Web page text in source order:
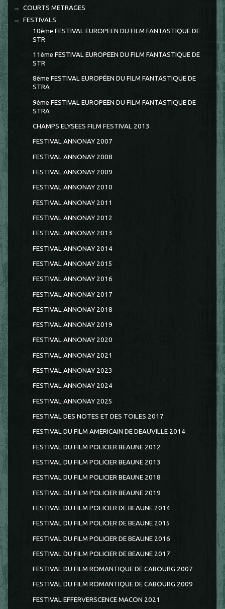
COURTS METRAGES
FESTIVALS
10ème FESTIVAL EUROPEEN DU FILM FANTASTIQUE DE
STR
11ème FESTIVAL EUROPEEN DU FILM FANTASTIQUE DE
STR
8ème FESTIVAL EUROPÉEN DU FILM FANTASTIQUE DE
STRA
9ème FESTIVAL EUROPEEN DU FILM FANTASTIQUE DE
STRA
CHAMPS ELYSEES FILM FESTIVAL 2013
FESTIVAL ANNONAY 2007
FESTIVAL ANNONAY 2008
FESTIVAL ANNONAY 2009
FESTIVAL ANNONAY 2010
FESTIVAL ANNONAY 2011
FESTIVAL ANNONAY 2012
FESTIVAL ANNONAY 2013
FESTIVAL ANNONAY 2014
FESTIVAL ANNONAY 2015
FESTIVAL ANNONAY 2016
FESTIVAL ANNONAY 2017
FESTIVAL ANNONAY 2018
FESTIVAL ANNONAY 2019
FESTIVAL ANNONAY 2020
FESTIVAL ANNONAY 2021
FESTIVAL ANNONAY 2023
FESTIVAL ANNONAY 2024
FESTIVAL ANNONAY 2025
FESTIVAL DES NOTES ET DES TOILES 2017
FESTIVAL DU FILM AMERICAIN DE DEAUVILLE 2014
FESTIVAL DU FILM POLICIER BEAUNE 2012
FESTIVAL DU FILM POLICIER BEAUNE 2013
FESTIVAL DU FILM POLICIER BEAUNE 2018
FESTIVAL DU FILM POLICIER BEAUNE 2019
FESTIVAL DU FILM POLICIER DE BEAUNE 2014
FESTIVAL DU FILM POLICIER DE BEAUNE 2015
FESTIVAL DU FILM POLICIER DE BEAUNE 2016
FESTIVAL DU FILM POLICIER DE BEAUNE 2017
FESTIVAL DU FILM ROMANTIQUE DE CABOURG 2007
FESTIVAL DU FILM ROMANTIQUE DE CABOURG 2009
FESTIVAL EFFERVERSCENCE MACON 2021